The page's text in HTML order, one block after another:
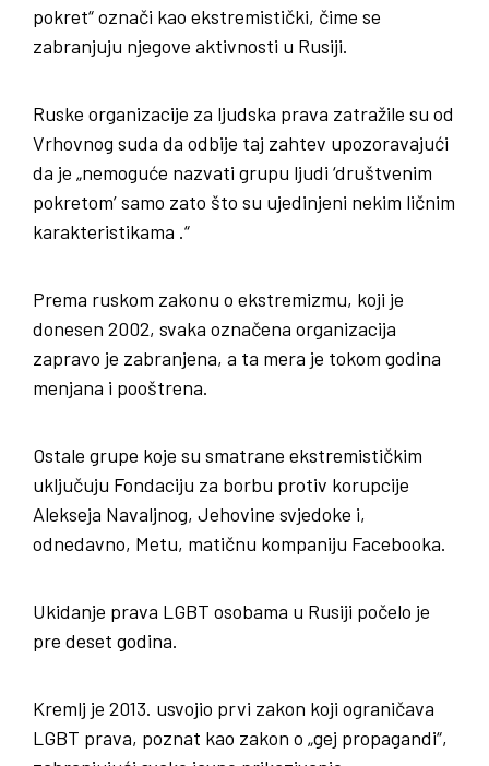
pokret“ označi kao ekstremistički, čime se
zabranjuju njegove aktivnosti u Rusiji.
Ruske organizacije za ljudska prava zatražile su od
Vrhovnog suda da odbije taj zahtev upozoravajući
da je „nemoguće nazvati grupu ljudi ‘društvenim
pokretom’ samo zato što su ujedinjeni nekim ličnim
karakteristikama .“
Prema ruskom zakonu o ekstremizmu, koji je
donesen 2002, svaka označena organizacija
zapravo je zabranjena, a ta mera je tokom godina
menjana i pooštrena.
Ostale grupe koje su smatrane ekstremističkim
uključuju Fondaciju za borbu protiv korupcije
Alekseja Navaljnog, Jehovine svjedoke i,
odnedavno, Metu, matičnu kompaniju Facebooka.
Ukidanje prava LGBT osobama u Rusiji počelo je
pre deset godina.
Kremlj je 2013. usvojio prvi zakon koji ograničava
LGBT prava, poznat kao zakon o „gej propagandi“,